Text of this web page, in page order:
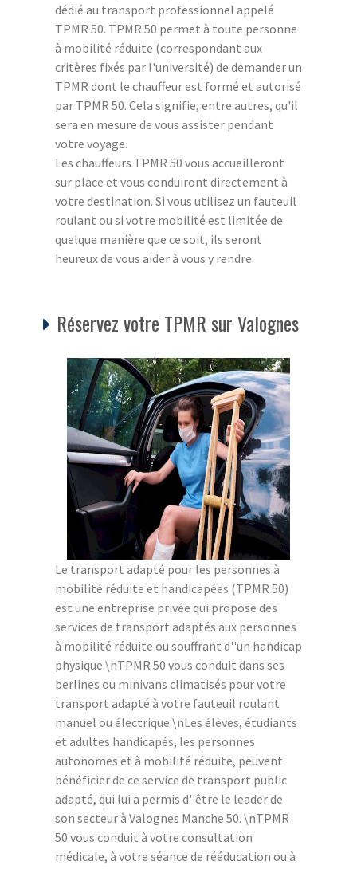
dédié au transport professionnel appelé
TPMR 50. TPMR 50 permet à toute personne
à mobilité réduite (correspondant aux
critères fixés par l'université) de demander un
TPMR dont le chauffeur est formé et autorisé
par TPMR 50. Cela signifie, entre autres, qu'il
sera en mesure de vous assister pendant
votre voyage.
Les chauffeurs TPMR 50 vous accueilleront
sur place et vous conduiront directement à
votre destination. Si vous utilisez un fauteuil
roulant ou si votre mobilité est limitée de
quelque manière que ce soit, ils seront
heureux de vous aider à vous y rendre.
Réservez votre TPMR sur Valognes
Le transport adapté pour les personnes à
mobilité réduite et handicapées (TPMR 50)
est une entreprise privée qui propose des
services de transport adaptés aux personnes
à mobilité réduite ou souffrant d''un handicap
physique.\nTPMR 50 vous conduit dans ses
berlines ou minivans climatisés pour votre
transport adapté à votre fauteuil roulant
manuel ou électrique.\nLes élèves, étudiants
et adultes handicapés, les personnes
autonomes et à mobilité réduite, peuvent
bénéficier de ce service de transport public
adapté, qui lui a permis d''être le leader de
son secteur à Valognes Manche 50. \nTPMR
50 vous conduit à votre consultation
médicale, à votre séance de rééducation ou à